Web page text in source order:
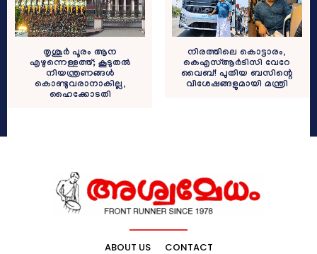
തൃശൂർ പൂരം ആന
എഴുന്നെള്ളത്ത്; കൂടുതൽ
നിയന്ത്രണങ്ങൾ
കൊണ്ടുവരാനാകില്ല,
ഹൈക്കോടതി
നിരത്തിലെ കൊട്ടാരം,
കെഎസ്ആര്‍ടിസി വേറേ
വൈബ്! പുതിയ ബസിന്റെ
വിശേഷങ്ങളുമായി മന്ത്രി
ABOUT US CONTACT